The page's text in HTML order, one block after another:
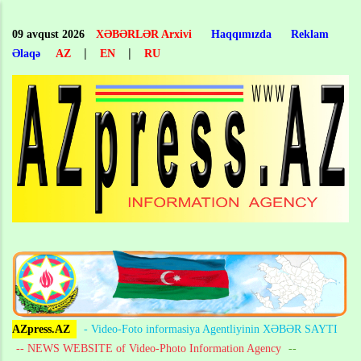
main
content
09 avqust 2026 XƏBƏRLƏR Arxivi Haqqımızda
Reklam
Əlaqə
AZ | EN | RU
AZpress.AZ
- Video-Foto informasiya Agentliyinin XƏBƏR SAYTI
-- NEWS WEBSITE of Video-Photo Information Agency --